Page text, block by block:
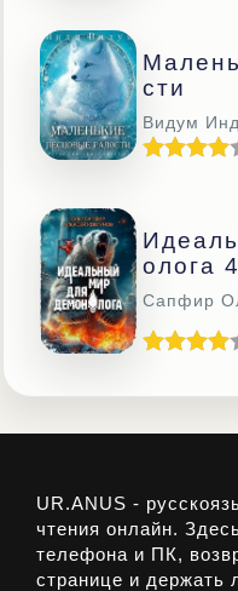
Сти
Видум
Олога 4
Сапфир
UR.ANUS -
чтения онлайн.
телефона и ПК,
странице и держать